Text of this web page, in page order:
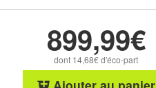
899,99€
dont 14,68€ d'éco-part